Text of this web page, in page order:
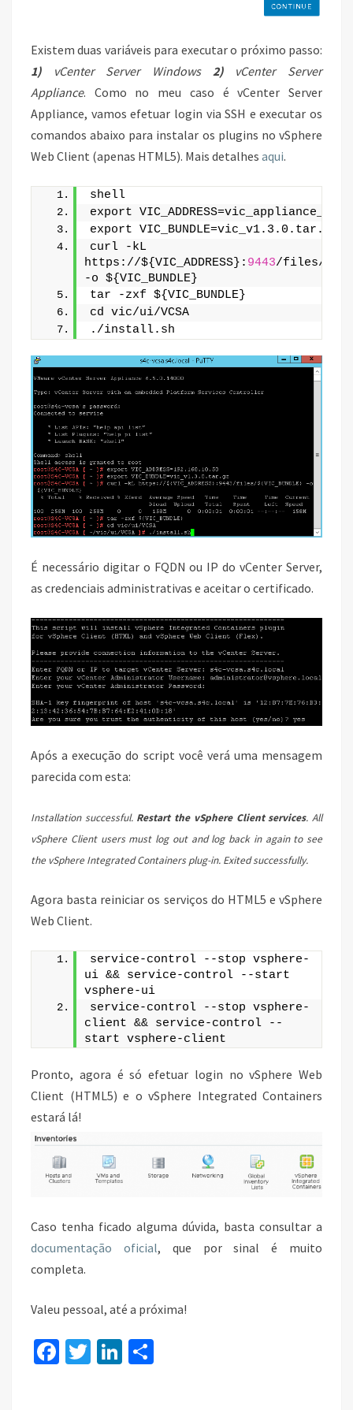
Existem duas variáveis para executar o próximo passo:
1) vCenter Server Windows 2)vCenter Server
Appliance. Como no meu caso é vCenter Server
Appliance, vamos efetuar login via SSH e executar os
comandos abaixo para instalar os plugins no vSphere
Web Client (apenas HTML5). Mais detalhes aqui.
shell
export
export VIC_BUNDLE=vic_v1.3.0.tar.gz
curl -kL
https://${VIC_ADDRESS}: 9443/files/
-o ${VIC_BUNDLE}
tar -zxf ${VIC_BUNDLE}
cd vic/ui/VCSA
./install.sh
É necessário digitar o FQDN ou IP do vCenter Server,
as credenciais administrativas e aceitar o certificado.
Após a execução do script você verá uma mensagem
parecida com esta:
Installation successful. Restart the vSphere Client services. All
vSphere Client users must log out and log back in again to see
the vSphere Integrated Containers plug-in. Exited successfully.
Agora basta reiniciar os serviços do HTML5 e vSphere
Web Client.
service-control --stop vsphere-
ui && service-control --start
vsphere-ui
service-control --stop vsphere-
client && service-control --
start vsphere-client
Pronto, agora é só efetuar login no vSphere Web
Client (HTML5) e o vSphere Integrated Containers
estará lá!
Caso tenha ficado alguma dúvida, basta consultar a
documentação oficial, que por sinal é muito
completa.
Valeu pessoal, até a próxima!
Fa T
Li